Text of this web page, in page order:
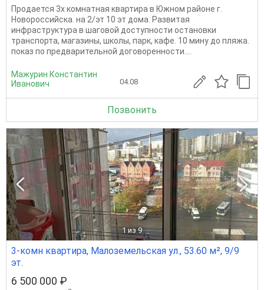
Продается 3х комнатная квартира в Южном районе г.
Новороссийска. на 2/эт 10 эт дома. Развитая
инфраструктура в шаговой доступности остановки
транспорта, магазины, школы, парк, кафе. 10 мину до пляжа.
показ по предварительной договоренности....
Мажурин Константин
Иванович
04.08
Позвонить
1 из 9
3-комн квартира, Малоземельская ул., 53.60 м², 9/9
эт.
6 500 000 ₽